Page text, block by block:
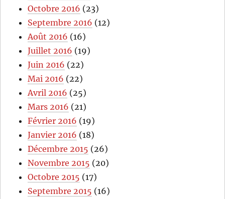
Octobre 2016 (23)
Septembre 2016 (12)
Août 2016 (16)
Juillet 2016 (19)
Juin 2016 (22)
Mai 2016 (22)
Avril 2016 (25)
Mars 2016 (21)
Février 2016 (19)
Janvier 2016 (18)
Décembre 2015 (26)
Novembre 2015 (20)
Octobre 2015 (17)
Septembre 2015 (16)